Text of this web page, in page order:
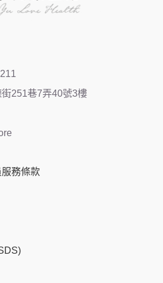
251巷7弄40號3樓
服務條款